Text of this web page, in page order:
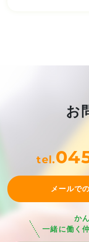
お
tel.
メールで
か
一緒に働く